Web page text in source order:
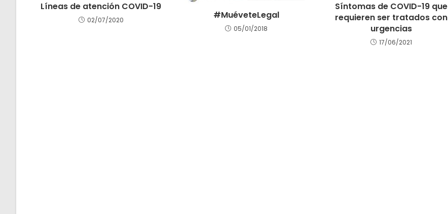
Líneas de atención COVID-19
02/07/2020 #MuéveteLegal
05/01/2018
Síntomas de COVID-19 que
requieren ser tratados con
urgencias
17/06/2021